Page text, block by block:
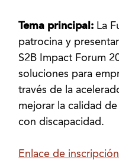
Tema principal: La
patrocina y
S2B Impact Forum
soluciones para
través de la
mejorar la calidad
con discapacidad.
Enlace de inscripción